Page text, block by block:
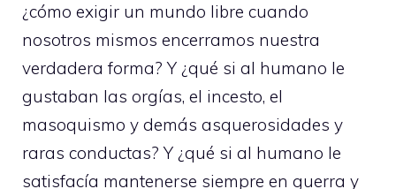
¿cómo exigir un mundo libre cuando
nosotros mismos encerramos nuestra
verdadera forma? Y ¿qué si al humano le
gustaban las orgías, el incesto, el
masoquismo y demás asquerosidades y
raras conductas? Y ¿qué si al humano le
satisfacía mantenerse siempre en guerra y